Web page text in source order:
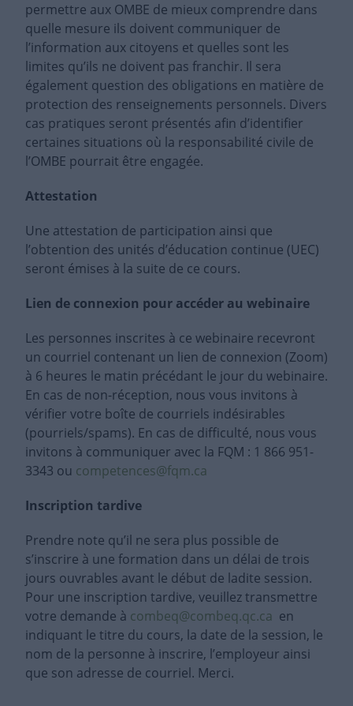
permettre aux OMBE de mieux comprendre dans
quelle mesure ils doivent communiquer de
l’information aux citoyens et quelles sont les
limites qu’ils ne doivent pas franchir. Il sera
également question des obligations en matière de
protection des renseignements personnels. Divers
cas pratiques seront présentés afin d’identifier
certaines situations où la responsabilité civile de
l’OMBE pourrait être engagée.
Attestation
Une attestation de participation ainsi que
l’obtention des unités d’éducation continue (UEC)
seront émises à la suite de ce cours.
Lien de connexion pour accéder au webinaire
Les personnes inscrites à ce webinaire recevront
un courriel contenant un lien de connexion (Zoom)
à 6 heures le matin précédant le jour du webinaire.
En cas de non-réception, nous vous invitons à
vérifier votre boîte de courriels indésirables
(pourriels/spams). En cas de difficulté, nous vous
invitons à communiquer avec la FQM : 1 866 951-
3343 ou competences@fqm.ca
Inscription tardive
Prendre note qu’il ne sera plus possible de
s’inscrire à une formation dans un délai de trois
jours ouvrables avant le début de ladite session.
Pour une inscription tardive, veuillez transmettre
votre demande à combeq@combeq.qc.ca en
indiquant le titre du cours, la date de la session, le
nom de la personne à inscrire, l’employeur ainsi
que son adresse de courriel. Merci.